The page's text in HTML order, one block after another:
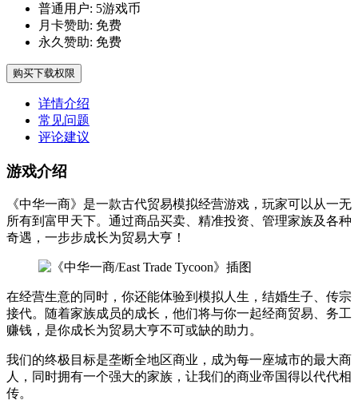
普通用户: 5游戏币
月卡赞助: 免费
永久赞助: 免费
购买下载权限
详情介绍
常见问题
评论建议
游戏介绍
《中华一商》是一款古代贸易模拟经营游戏，玩家可以从一无
所有到富甲天下。通过商品买卖、精准投资、管理家族及各种
奇遇，一步步成长为贸易大亨！
在经营生意的同时，你还能体验到模拟人生，结婚生子、传宗
接代。随着家族成员的成长，他们将与你一起经商贸易、务工
赚钱，是你成长为贸易大亨不可或缺的助力。
我们的终极目标是垄断全地区商业，成为每一座城市的最大商
人，同时拥有一个强大的家族，让我们的商业帝国得以代代相
传。